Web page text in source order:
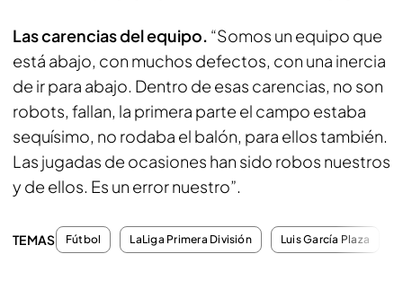
Las carencias del equipo. “Somos un equipo que
está abajo, con muchos defectos, con una inercia
de ir para abajo. Dentro de esas carencias, no son
robots, fallan, la primera parte el campo estaba
sequísimo, no rodaba el balón, para ellos también.
Las jugadas de ocasiones han sido robos nuestros
y de ellos. Es un error nuestro”.
TEMAS Fútbol LaLiga Primera División Luis García Plaza